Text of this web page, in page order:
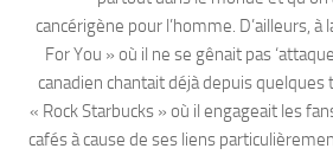
cancérigène pour l’homme. D’ailleurs,
For You » où il ne se gênait pas
canadien chantait déjà depuis
« Rock Starbucks » où il engageait les
cafés à cause de ses liens